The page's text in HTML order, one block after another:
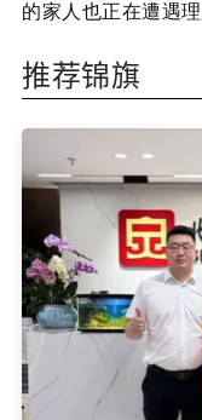
的家人也正在遭遇
推荐锦旗